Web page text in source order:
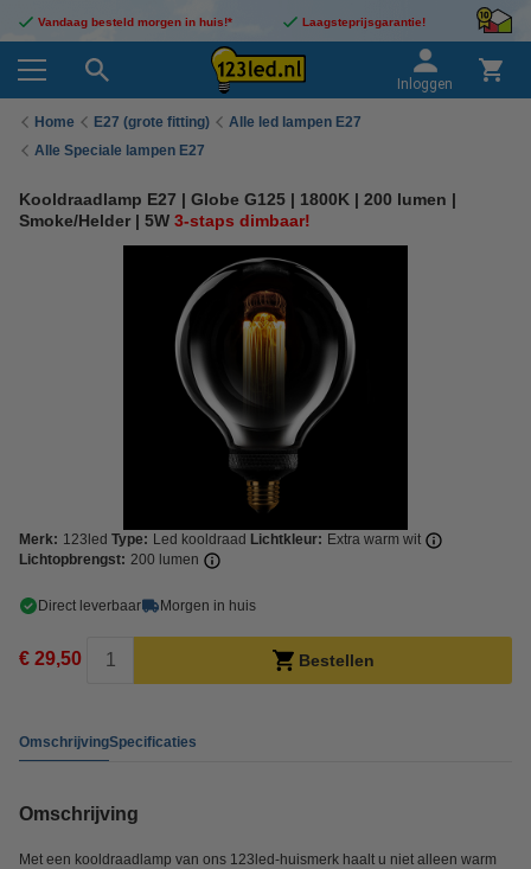
Vandaag besteld morgen in huis!* Laagsteprijsgarantie!
Inloggen
Home E27 (grote fitting)
Alle led lampen E27
Alle Speciale lampen E27
Kooldraadlamp E27 | Globe G125 | 1800K | 200 lumen |
Smoke/Helder | 5W 3-staps dimbaar!
Merk: 123led Type: Led kooldraad Lichtkleur: Extra warm wit
Lichtopbrengst: 200 lumen
Direct leverbaar Morgen in huis
€ 29,50 Bestellen
OmschrijvingSpecificaties
Omschrijving
Met een kooldraadlamp van ons 123led-huismerk haalt u niet alleen warm